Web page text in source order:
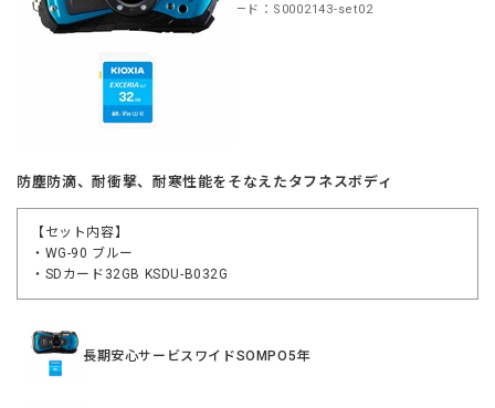
商品コード：S0002143-set02
防塵防滴、耐衝撃、耐寒性能をそなえたタフネスボディ
【セット内容】
・WG-90 ブルー
・SDカード32GB KSDU-B032G
長期安心サービスワイドSOMPO5年